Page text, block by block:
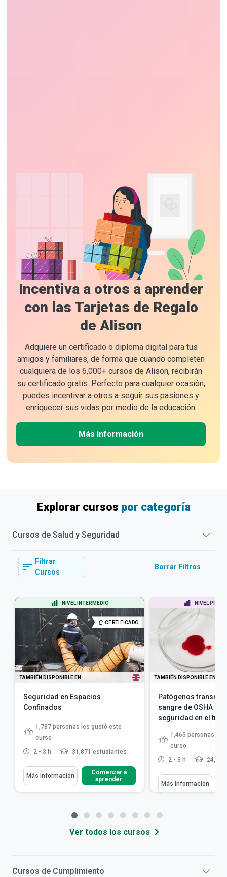
Incentiva a otros a aprender
con las Tarjetas de Regalo
de Alison
Adquiere un certificado o diploma digital para tus
amigos y familiares, de forma que cuando completen
cualquiera de los 6,000+ cursos de Alison, recibirán
su certificado gratis. Perfecto para cualquier ocasión,
puedes incentivar a otros a seguir sus pasiones y
enriquecer sus vidas por medio de la educación.
Más información
Explorar cursos por categoría
Cursos de Salud y Seguridad
Filtrar
Cursos
Borrar Filtros
NIVEL INTERMEDIO
CERTIFICADO
TAMBIÉN DISPONIBLE EN
Seguridad en Espacios
Confinados
1,787 personas les gustó este
curso
2 - 3 h
31,871 estudiantes
Más información
Comenzar a
aprender
NIVEL
TAMBIÉN DISPONIBLE EN
Patógenos
sangre de OSHA -
seguridad en el
1,465 personas les
curso
2 - 3 h
Más información
Ver todos los cursos
Cursos de Cumplimiento